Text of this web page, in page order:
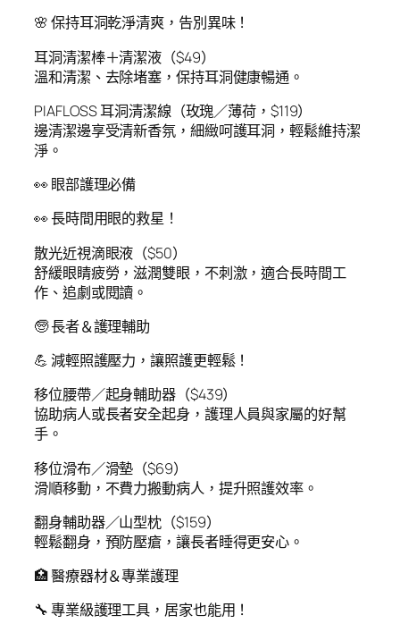
🌸 保持耳洞乾淨清爽，告別異味！
耳洞清潔棒＋清潔液（$49）
溫和清潔、去除堵塞，保持耳洞健康暢通。
PIAFLOSS 耳洞清潔線（玫瑰／薄荷，$119）
邊清潔邊享受清新香氛，細緻呵護耳洞，輕鬆維持潔
淨。
👀 眼部護理必備
👀 長時間用眼的救星！
散光近視滴眼液（$50）
舒緩眼睛疲勞，滋潤雙眼，不刺激，適合長時間工
作、追劇或閱讀。
🧓 長者＆護理輔助
💪 減輕照護壓力，讓照護更輕鬆！
移位腰帶／起身輔助器（$439）
協助病人或長者安全起身，護理人員與家屬的好幫
手。
移位滑布／滑墊（$69）
滑順移動，不費力搬動病人，提升照護效率。
翻身輔助器／山型枕（$159）
輕鬆翻身，預防壓瘡，讓長者睡得更安心。
🏥 醫療器材＆專業護理
🔧 專業級護理工具，居家也能用！